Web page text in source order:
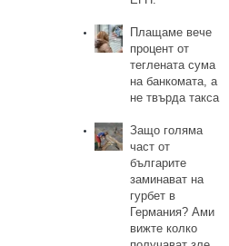
Плащаме вече
процент от
теглената сума
на банкомата, а
не твърда такса
Защо голяма
част от
българите
заминават на
гурбет в
Германия? Ами
вижте колко